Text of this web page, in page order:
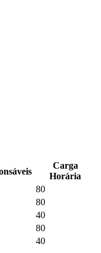
Carga
Horária
80
80
40
80
40